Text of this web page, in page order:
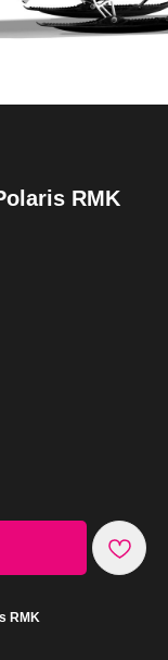
RMK
RMK